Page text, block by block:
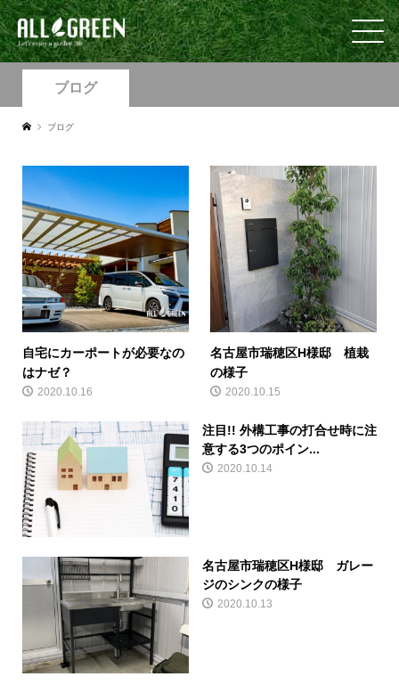
ブログ
ブログ
自宅にカーポートが必要なの
はナゼ？
2020.10.16
名古屋市瑞穂区H様邸 植栽
の様子
2020.10.15
注目!! 外構工事の打合せ時に注
意する3つのポイン...
2020.10.14
名古屋市瑞穂区H様邸 ガレー
ジのシンクの様子
2020.10.13